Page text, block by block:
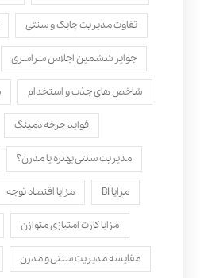
تفاوت مدیریت چابک و سنتی
جوایز ششمین اجلاس سراسری
شاخص های جذب و استخدام
فواید چرخه دمینگ
مدیریت سنتی بهتره یا مدرن؟
مزایا BI مزایا اقتصاد توجه
مزایا کارت امتیازی متوازن
مقایسه مدیریت سنتی و مدرن